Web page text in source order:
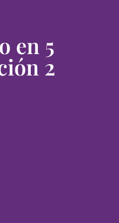
en 5
2